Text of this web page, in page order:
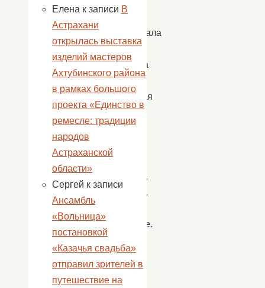
слабо?»
спрашивала
ребят
Тихонова
О.И.,
предлагая
на
выбор
на
ловкость,
смекалку,
внимание.
Ведь
талантов
у
Елена к записи В
Астрахани
открылась выставка
изделий мастеров
Ахтубинского района
в рамках большого
проекта «Единство в
ремесле: традиции
народов
Астраханской
области»
Сергей к записи
Ансамбль
«Вольница»
постановкой
«Казачья свадьба»
отправил зрителей в
путешествие на